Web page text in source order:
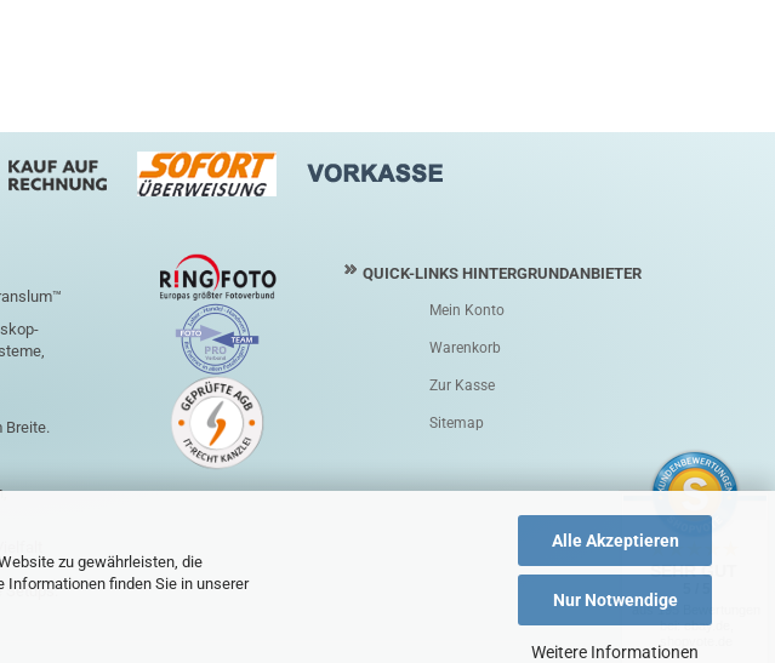
zu gewährleisten, die
Informationen finden Sie in unserer
Alle Akzeptieren
Nur Notwendige
Weitere Informationen
Breite.
Setups.
QUICK-LINKS HINTERGRUNDANBIETER
Mein Konto
Warenkorb
Zur Kasse
Sitemap
SEHR GUT
aus 195 Bewertungen
bei: ebay.de,